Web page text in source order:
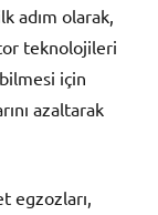
adım olarak,
teknolojileri
için
azaltarak